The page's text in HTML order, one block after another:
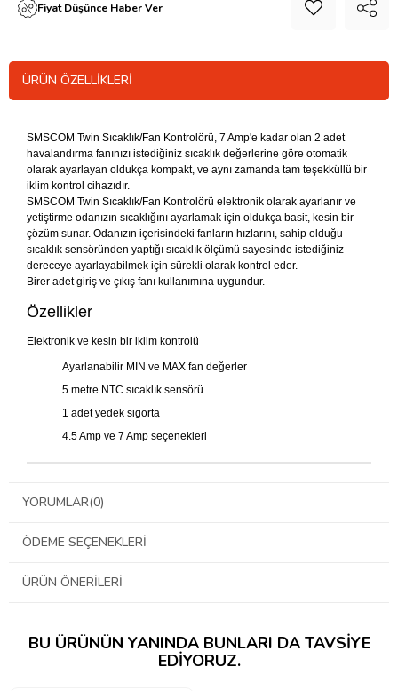
Fiyat Düşünce Haber Ver
ÜRÜN ÖZELLIKLERI
SMSCOM Twin Sıcaklık/Fan Kontrolörü, 7 Amp'e kadar olan 2 adet
havalandırma fanınızı istediğiniz sıcaklık değerlerine göre otomatik
olarak ayarlayan oldukça kompakt, ve aynı zamanda tam teşekküllü bir
iklim kontrol cihazıdır.
SMSCOM Twin Sıcaklık/Fan Kontrolörü elektronik olarak ayarlanır ve
yetiştirme odanızın sıcaklığını ayarlamak için oldukça basit, kesin bir
çözüm sunar. Odanızın içerisindeki fanların hızlarını, sahip olduğu
sıcaklık sensöründen yaptığı sıcaklık ölçümü sayesinde istediğiniz
dereceye ayarlayabilmek için sürekli olarak kontrol eder.
Birer adet giriş ve çıkış fanı kullanımına uygundur.
Özellikler
Elektronik ve kesin bir iklim kontrolü
Ayarlanabilir MIN ve MAX fan değerler
5 metre NTC sıcaklık sensörü
1 adet yedek sigorta
4.5 Amp ve 7 Amp seçenekleri
YORUMLAR(0)
ÖDEME SEÇENEKLERI
ÜRÜN ÖNERILERI
BU ÜRÜNÜN YANINDA BUNLARI DA TAVSIYE
EDIYORUZ.